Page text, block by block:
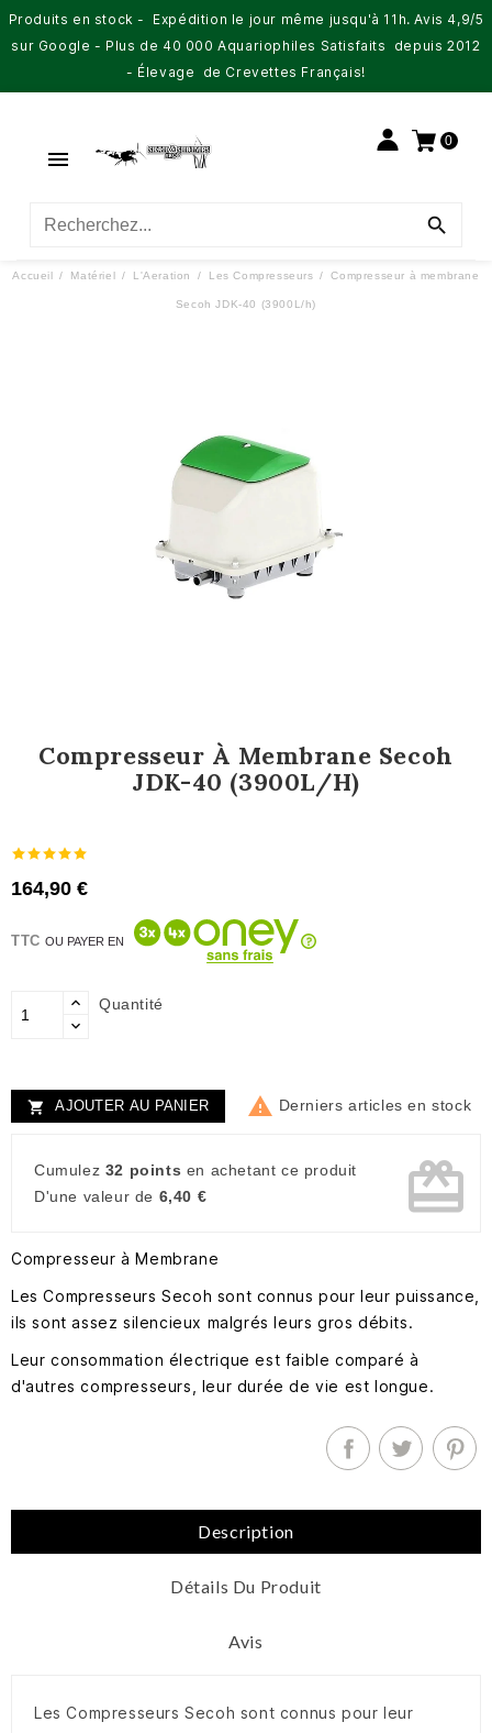
Produits en stock - Expédition le jour même jusqu'à 11h. Avis 4,9/5
sur Google - Plus de 40 000 Aquariophiles Satisfaits depuis 2012
- Élevage de Crevettes Français!

0

Accueil Matériel L'Aeration Les Compresseurs Compresseur à membrane
Secoh JDK-40 (3900L/h)
Compresseur À Membrane Secoh
JDK-40 (3900L/h)
164,90 €
TTCOU PAYER EN
Quantité
 AJOUTER AU PANIER  Derniers articles en stock
Cumulez 32 points en achetant ce produit
D'une valeur de 6,40 € card_giftcard
Compresseur à Membrane
Les Compresseurs Secoh sont connus pour leur puissance,
ils sont assez silencieux malgrés leurs gros débits.
Leur consommation électrique est faible comparé à
d'autres compresseurs, leur durée de vie est longue.
Description
Détails Du Produit
Avis
Les Compresseurs Secoh sont connus pour leur